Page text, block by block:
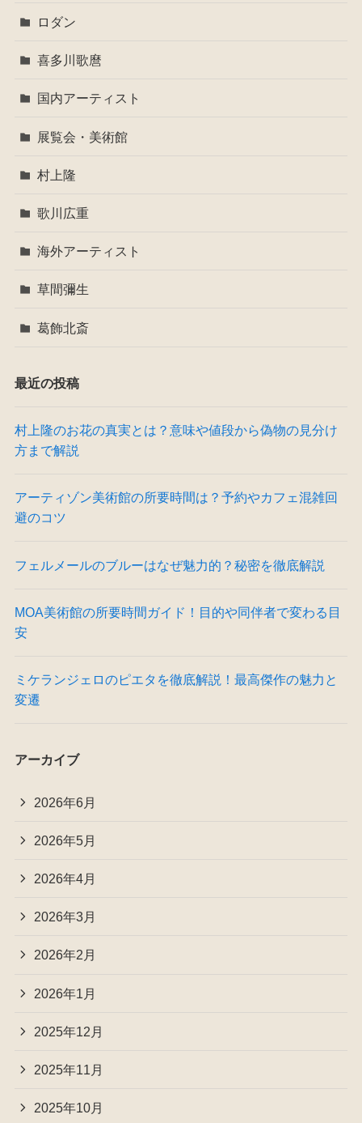
ロダン
喜多川歌麿
国内アーティスト
展覧会・美術館
村上隆
歌川広重
海外アーティスト
草間彌生
葛飾北斎
最近の投稿
村上隆のお花の真実とは？意味や値段から偽物の見分け
方まで解説
アーティゾン美術館の所要時間は？予約やカフェ混雑回
避のコツ
フェルメールのブルーはなぜ魅力的？秘密を徹底解説
MOA美術館の所要時間ガイド！目的や同伴者で変わる目
安
ミケランジェロのピエタを徹底解説！最高傑作の魅力と
変遷
アーカイブ
2026年6月
2026年5月
2026年4月
2026年3月
2026年2月
2026年1月
2025年12月
2025年11月
2025年10月